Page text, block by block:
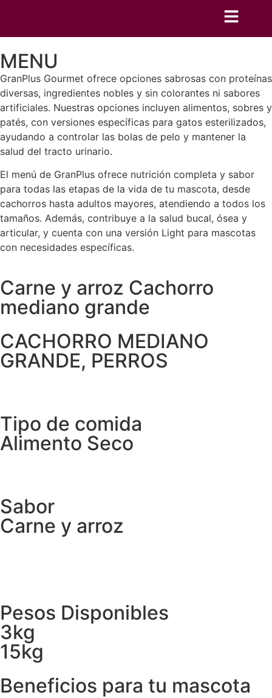
MENU
GranPlus Gourmet ofrece opciones sabrosas con proteínas
diversas, ingredientes nobles y sin colorantes ni sabores
artificiales. Nuestras opciones incluyen alimentos, sobres y
patés, con versiones específicas para gatos esterilizados,
ayudando a controlar las bolas de pelo y mantener la
salud del tracto urinario.
El menú de GranPlus ofrece nutrición completa y sabor
para todas las etapas de la vida de tu mascota, desde
cachorros hasta adultos mayores, atendiendo a todos los
tamaños. Además, contribuye a la salud bucal, ósea y
articular, y cuenta con una versión Light para mascotas
con necesidades específicas.
Carne y arroz Cachorro
mediano grande
CACHORRO MEDIANO
GRANDE, PERROS
Tipo de comida
Alimento Seco
Sabor
Carne y arroz
Pesos Disponibles
3kg
15kg
Beneficios para tu mascota